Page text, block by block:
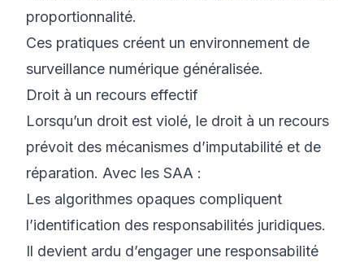
proportionnalité.
Ces pratiques créent un environnement de
surveillance numérique généralisée.
Droit à un recours effectif
Lorsqu’un droit est violé, le droit à un recours
prévoit des mécanismes d’imputabilité et de
réparation. Avec les SAA :
Les algorithmes opaques compliquent
l’identification des responsabilités juridiques.
Il devient ardu d’engager une responsabilité